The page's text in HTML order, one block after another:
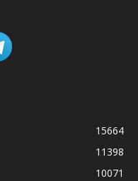
15664
11398
10071